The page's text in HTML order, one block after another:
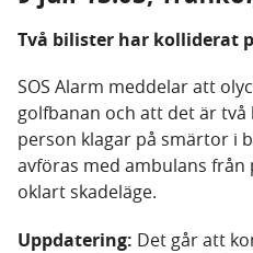
Två bilister har kolliderat
SOS Alarm meddelar att
golfbanan och att det är
person klagar på smärtor i
avföras med ambulans
oklart skadeläge.
Uppdatering: Det går att